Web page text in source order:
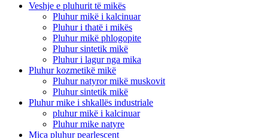
Veshje e pluhurit të mikës
Pluhur mikë i kalcinuar
Pluhur i thatë i mikës
Pluhur mikë phlogopite
Pluhur sintetik mikë
Pluhur i lagur nga mika
Pluhur kozmetikë mikë
Pluhur natyror mikë muskovit
Pluhur sintetik mikë
Pluhur mike i shkallës industriale
pluhur mikë i kalcinuar
Pluhur mike natyre
Mica pluhur pearlescent